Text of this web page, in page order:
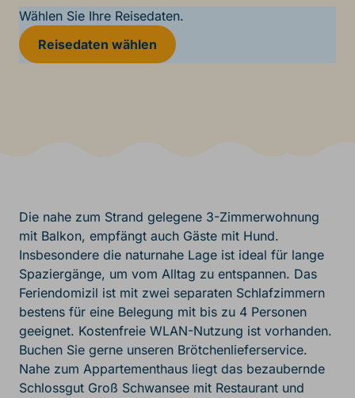
Wählen Sie Ihre Reisedaten.
Reisedaten wählen
Die nahe zum Strand gelegene 3-Zimmerwohnung
mit Balkon, empfängt auch Gäste mit Hund.
Insbesondere die naturnahe Lage ist ideal für lange
Spaziergänge, um vom Alltag zu entspannen. Das
Feriendomizil ist mit zwei separaten Schlafzimmern
bestens für eine Belegung mit bis zu 4 Personen
geeignet. Kostenfreie WLAN-Nutzung ist vorhanden.
Buchen Sie gerne unseren Brötchenlieferservice.
Nahe zum Appartementhaus liegt das bezaubernde
Schlossgut Groß Schwansee mit Restaurant und